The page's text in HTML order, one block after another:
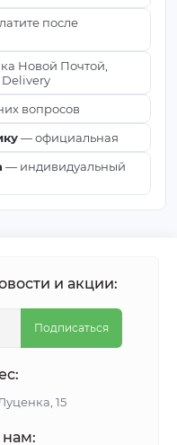
после
Новой Почтой,
Delivery
вопросов
— официальная
— индивидуальный
и акции:
Подписаться
15
нам: